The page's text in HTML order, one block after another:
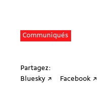
Communiqués
Partagez:
Bluesky ↗
Facebook ↗